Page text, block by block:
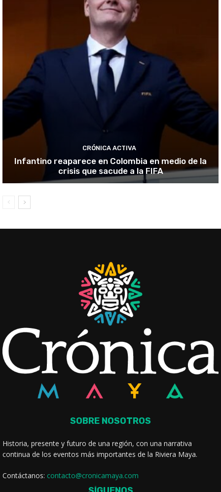
CRÓNICA ACTIVA
Infantino reaparece en Colombia en medio de la
crisis que sacude a la FIFA
SOBRE NOSOTROS
Historia, presente y futuro de una región, con una narrativa
continua de los eventos más importantes de la Riviera Maya.
Contáctanos: contacto@cronicamaya.com